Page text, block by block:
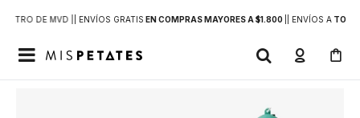
DE MVD | | ENVÍOS GRATIS EN COMPRAS MAYORES A $1.800 | ENVÍOS ATODO
